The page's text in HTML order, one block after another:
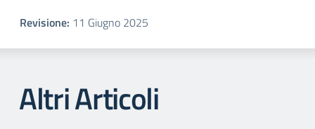
Revisione: 11 Giugno 2025
Altri Articoli